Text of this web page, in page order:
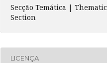
Secção Temática | Thematic
Section
LICENÇA